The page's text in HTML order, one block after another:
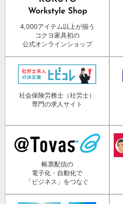
4,000アイテム以上が揃う
コクヨ家具初の
公式オンラインショップ
社会保険労務士（社労士）
専門の求人サイト
帳票配信の
電子化・自動化で
「ビジネス」をつなぐ